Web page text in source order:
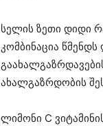
სელის ზეთი დიდი
კომბინაცია
ახალგაზრდობის
ლიმონი C